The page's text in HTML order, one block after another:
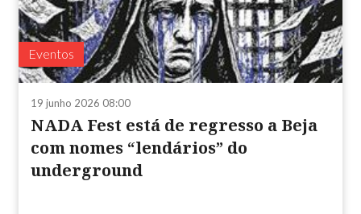
Eventos
19 junho 2026 08:00
NADA Fest está de regresso a Beja
com nomes “lendários” do
underground